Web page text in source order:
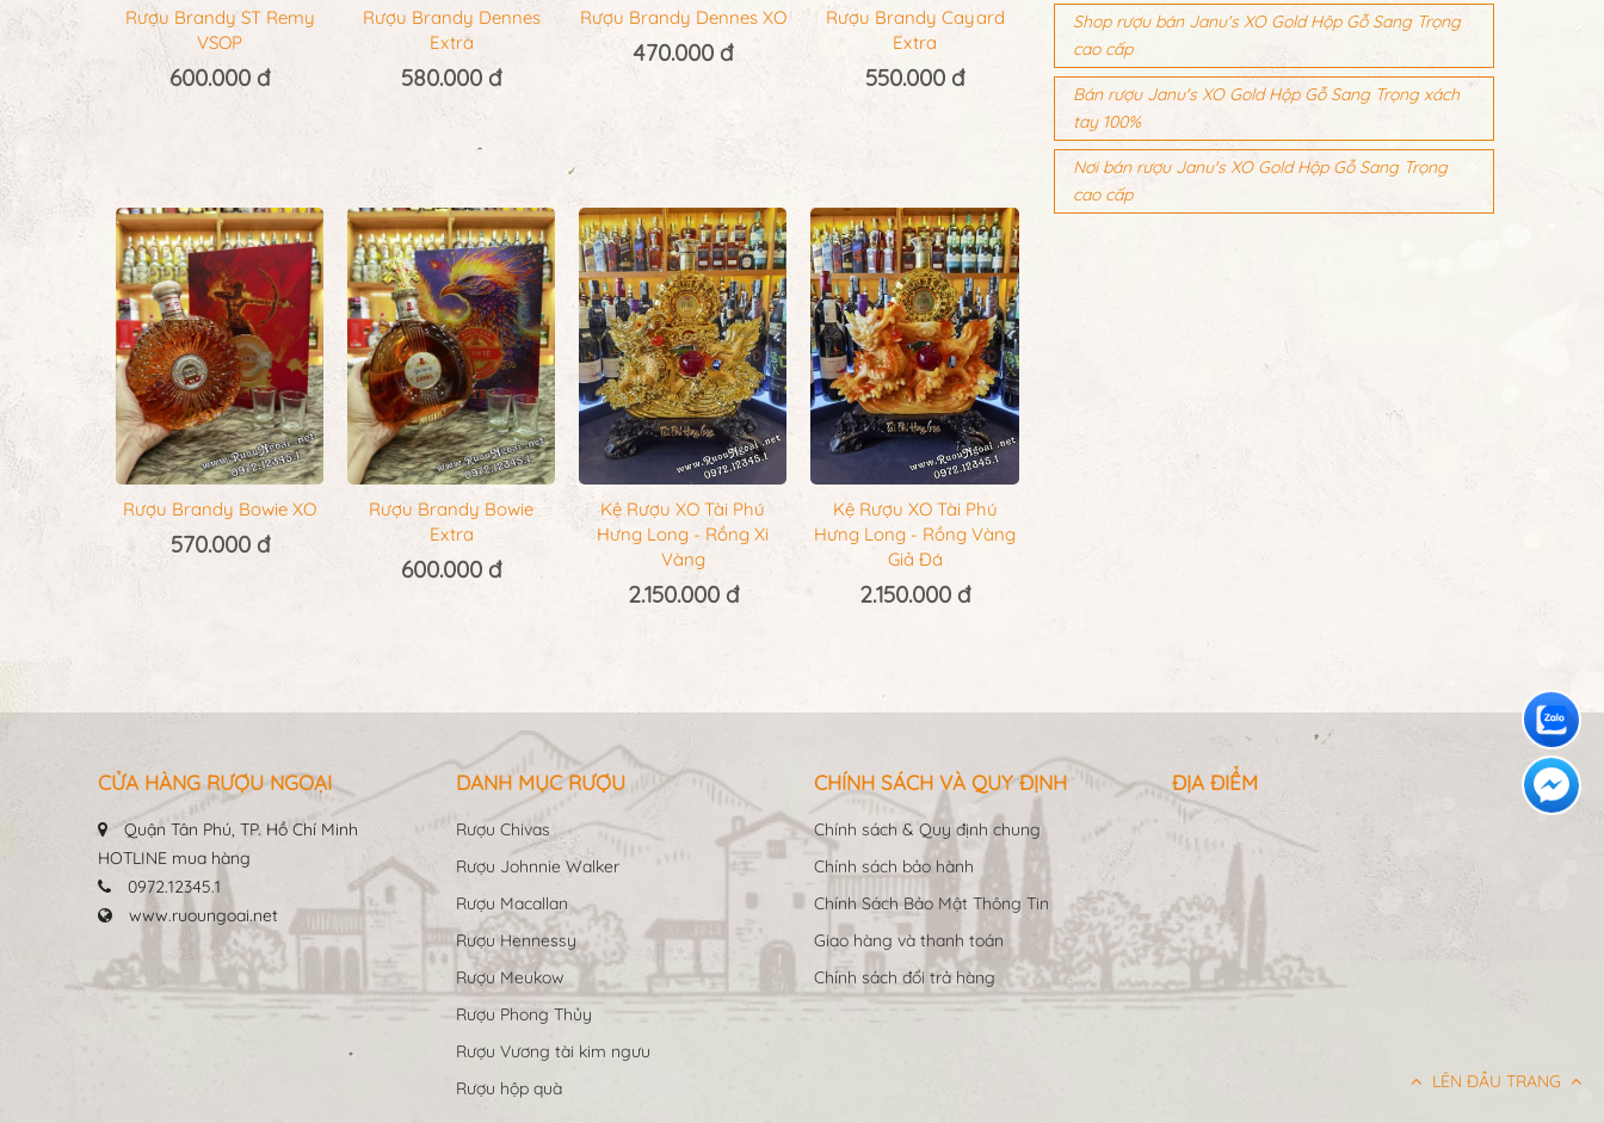
Rượu Brandy ST Remy
VSOP
600.000 đ
Rượu Brandy Dennes
Extra
580.000 đ
Rượu Brandy Dennes XO
470.000 đ
Rượu Brandy Cayard
Extra
550.000 đ
Rượu Brandy Bowie XO
570.000 đ
Rượu Brandy Bowie
Extra
600.000 đ
Kệ Rượu XO Tài Phú
Hưng Long - Rồng Xi
Vàng
2.150.000 đ
Kệ Rượu XO Tài Phú
Hưng Long - Rồng Vàng
Giả Đá
2.150.000 đ
Shop rượu bán Janu's XO Gold Hộp Gỗ Sang Trọng
cao cấp
Bán rượu Janu's XO Gold Hộp Gỗ Sang Trọng xách
tay 100%
Nơi bán rượu Janu's XO Gold Hộp Gỗ Sang Trọng
cao cấp
LÊN ĐẦU TRANG
CỬA HÀNG RƯỢU NGOẠI
Quận Tân Phú, TP. Hồ Chí Minh
HOTLINE mua hàng
0972.12345.1
www.ruoungoai.net
DANH MỤC RƯỢU
Rượu Chivas
Rượu Johnnie Walker
Rượu Macallan
Rượu Hennessy
Rượu Meukow
Rượu Phong Thủy
Rượu Vương tài kim ngưu
Rượu hộp quà
CHÍNH SÁCH VÀ QUY ĐỊNH
Chính sách & Quy định chung
Chính sách bảo hành
Chính Sách Bảo Mật Thông Tin
Giao hàng và thanh toán
Chính sách đổi trả hàng
ĐỊA ĐIỂM